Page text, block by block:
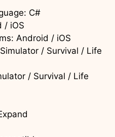
C#
/ iOS
Android / iOS
/ Survival / Life
/ Survival / Life